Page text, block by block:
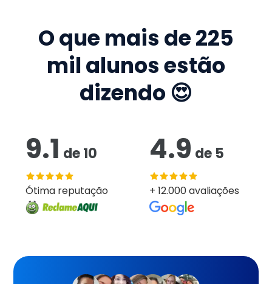
O que mais de225
mil alunos estão
dizendo 😍
9.1 de10
Ótima reputação
4.9 de 5
+ 12.000 avaliações